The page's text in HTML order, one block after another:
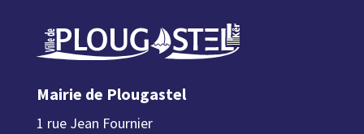
Mairie de Plougastel
1 rue Jean Fournier